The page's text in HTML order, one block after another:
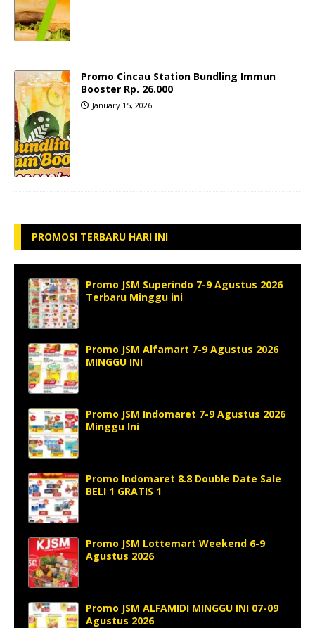
Promo Cincau Station Bundling Immun
Booster Rp. 26.000
January 15, 2026
PROMOSI TERBARU HARI INI
Promo JSM Superindo 7-9 Agustus 2026
Terbaru Minggu ini
Promo JSM Alfamart 7-9 Agustus 2026
MINGGU INI
Promo JSM Indomaret 7-9 Agustus 2026
Minggu Ini
Promo Indomaret 8.8 Double Date Sale
BELI 1 GRATIS 1
Promo JSM Lottemart Weekend 6-9
Agustus 2026
Promo JSM ALFAMIDI MINGGU INI 07-09
Agustus 2026